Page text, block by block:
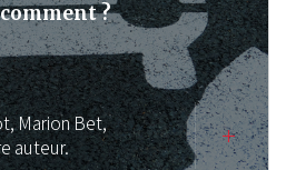
?
Marion Bet,
auteur.